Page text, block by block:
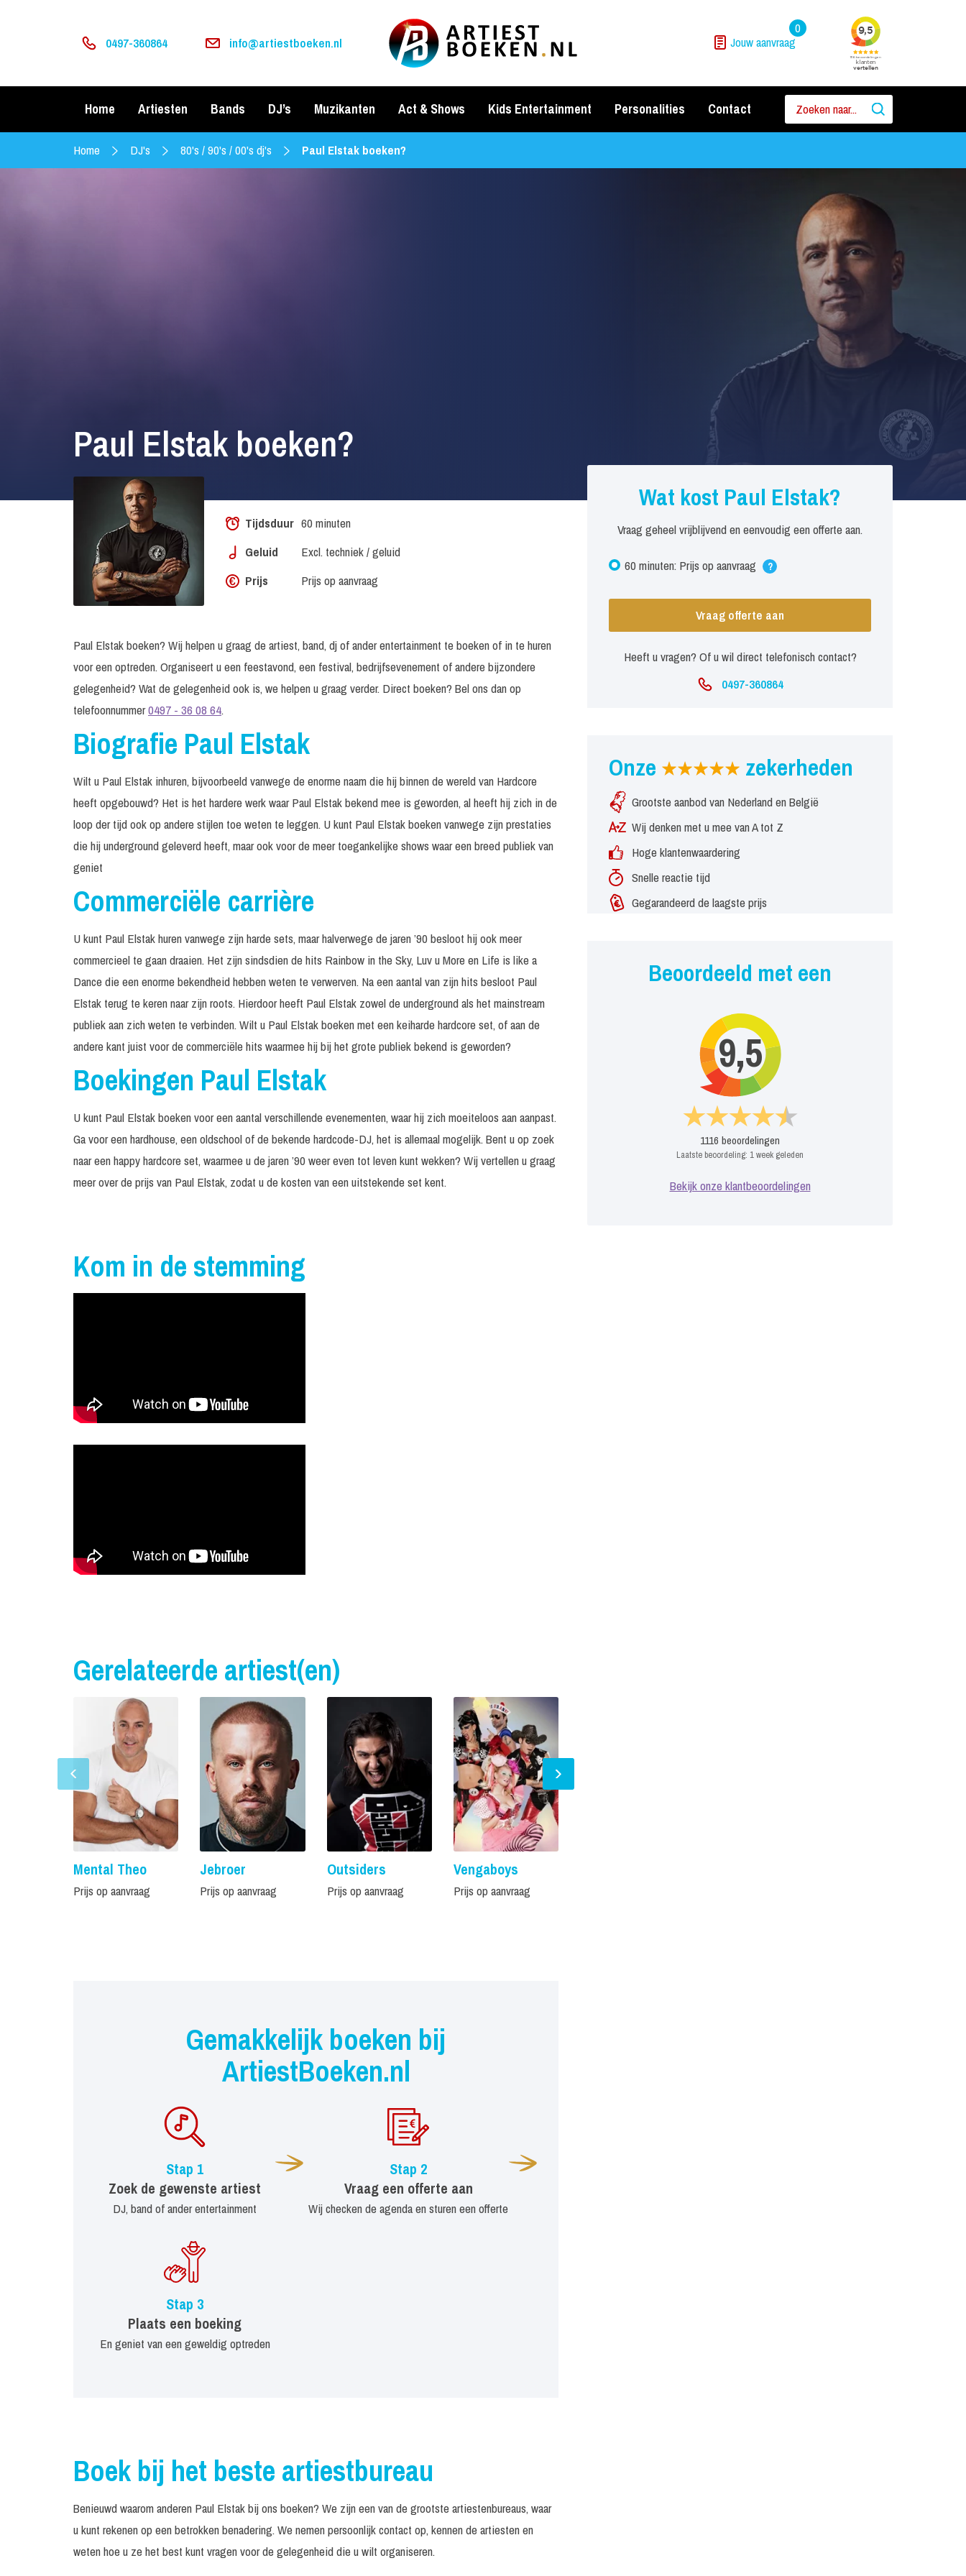
0497-360864 info@artiestboeken.nl Jouw aanvraag
0
Home Artiesten Bands DJ’s Muzikanten Act & Shows Kids Entertainment Personalities Contact
Home DJ's 80's / 90's / 00's dj's Paul Elstak boeken?
Paul Elstak boeken?
Tijdsduur 60 minuten
Geluid
Excl. techniek / geluid
Prijs
Prijs op aanvraag
Paul Elstak boeken? Wij helpen u graag de artiest, band, dj of ander entertainment te boeken of in te huren
voor een optreden. Organiseert u een feestavond, een festival, bedrijfsevenement of andere bijzondere
gelegenheid? Wat de gelegenheid ook is, we helpen u graag verder. Direct boeken? Bel ons dan op
telefoonnummer0497 - 36 08 64.
Biografie Paul Elstak
Wilt u Paul Elstak inhuren, bijvoorbeeld vanwege de enorme naam die hij binnen de wereld van Hardcore
heeft opgebouwd? Het is het hardere werk waar Paul Elstak bekend mee is geworden, al heeft hij zich in de
loop der tijd ook op andere stijlen toe weten te leggen. U kunt Paul Elstak boeken vanwege zijn prestaties
die hij underground geleverd heeft, maar ook voor de meer toegankelijke shows waar een breed publiek van
geniet
Commerciële carrière
U kunt Paul Elstak huren vanwege zijn harde sets, maar halverwege de jaren ’90 besloot hij ook meer
commercieel te gaan draaien. Het zijn sindsdien de hits Rainbow in the Sky, Luv u More en Life is like a
Dance die een enorme bekendheid hebben weten te verwerven. Na een aantal van zijn hits besloot Paul
Elstak terug te keren naar zijn roots. Hierdoor heeft Paul Elstak zowel de underground als het mainstream
publiek aan zich weten te verbinden. Wilt u Paul Elstak boeken met een keiharde hardcore set, of aan de
andere kant juist voor de commerciële hits waarmee hij bij het grote publiek bekend is geworden?
Boekingen Paul Elstak
U kunt Paul Elstak boeken voor een aantal verschillende evenementen, waar hij zich moeiteloos aan aanpast.
Ga voor een hardhouse, een oldschool of de bekende hardcode-DJ, het is allemaal mogelijk. Bent u op zoek
naar een happy hardcore set, waarmee u de jaren ’90 weer even tot leven kunt wekken? Wij vertellen u graag
meer over de prijs van Paul Elstak, zodat u de kosten van een uitstekende set kent.
Kom in de stemming
Wat kost Paul Elstak?
Vraag geheel vrijblijvend en eenvoudig een offerte aan.
60 minuten: Prijs op aanvraag ?
Vraag offerte aan
Heeft u vragen? Of u wil direct telefonisch contact?
0497-360864
Onze zekerheden
Grootste aanbod van Nederland en België
Wij denken met u mee van A tot Z
Hoge klantenwaardering
Snelle reactie tijd
Gegarandeerd de laagste prijs
Beoordeeld met een
9,5
1116 beoordelingen
Laatste beoordeling: 1 week geleden
Bekijk onze klantbeoordelingen
Gerelateerde artiest(en)
Mental Theo
Prijs op aanvraag
Jebroer
Prijs op aanvraag
Outsiders
Prijs op aanvraag
Vengaboys
Prijs op aanvraag
Gemakkelijk boeken bij
ArtiestBoeken.nl
Stap 1
Zoek de gewenste artiest
DJ, band of ander entertainment
Stap 2
Vraag een offerte aan
Wij checken de agenda en sturen een offerte
Stap 3
Plaats een boeking
En geniet van een geweldig optreden
Boek bij het beste artiestbureau
Benieuwd waarom anderen Paul Elstak bij ons boeken? We zijn een van de grootste artiestenbureaus, waar
u kunt rekenen op een betrokken benadering. We nemen persoonlijk contact op, kennen de artiesten en
weten hoe u ze het best kunt vragen voor de gelegenheid die u wilt organiseren.